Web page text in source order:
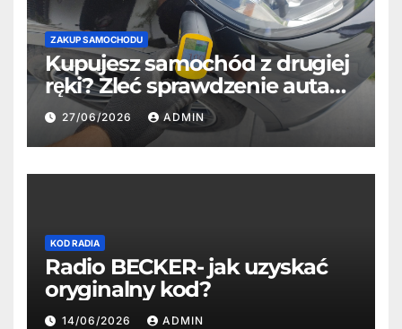
ZAKUP SAMOCHODU
Kupujesz samochód z drugiej
ręki? Zleć sprawdzenie auta
profesjonaliście
27/06/2026 ADMIN
KOD RADIA
Radio BECKER- jak uzyskać
oryginalny kod?
14/06/2026 ADMIN